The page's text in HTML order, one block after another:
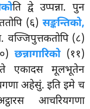
ति द्वे उप्पन्ना. पुन
(६) सङ्कन्तिको,
वज्जिपुत्तकतोपि (८)
छन्नागारिको(११)
ते एकादस मूलभूतेन
अहेसुं. इति इमे च
आचरियगणा